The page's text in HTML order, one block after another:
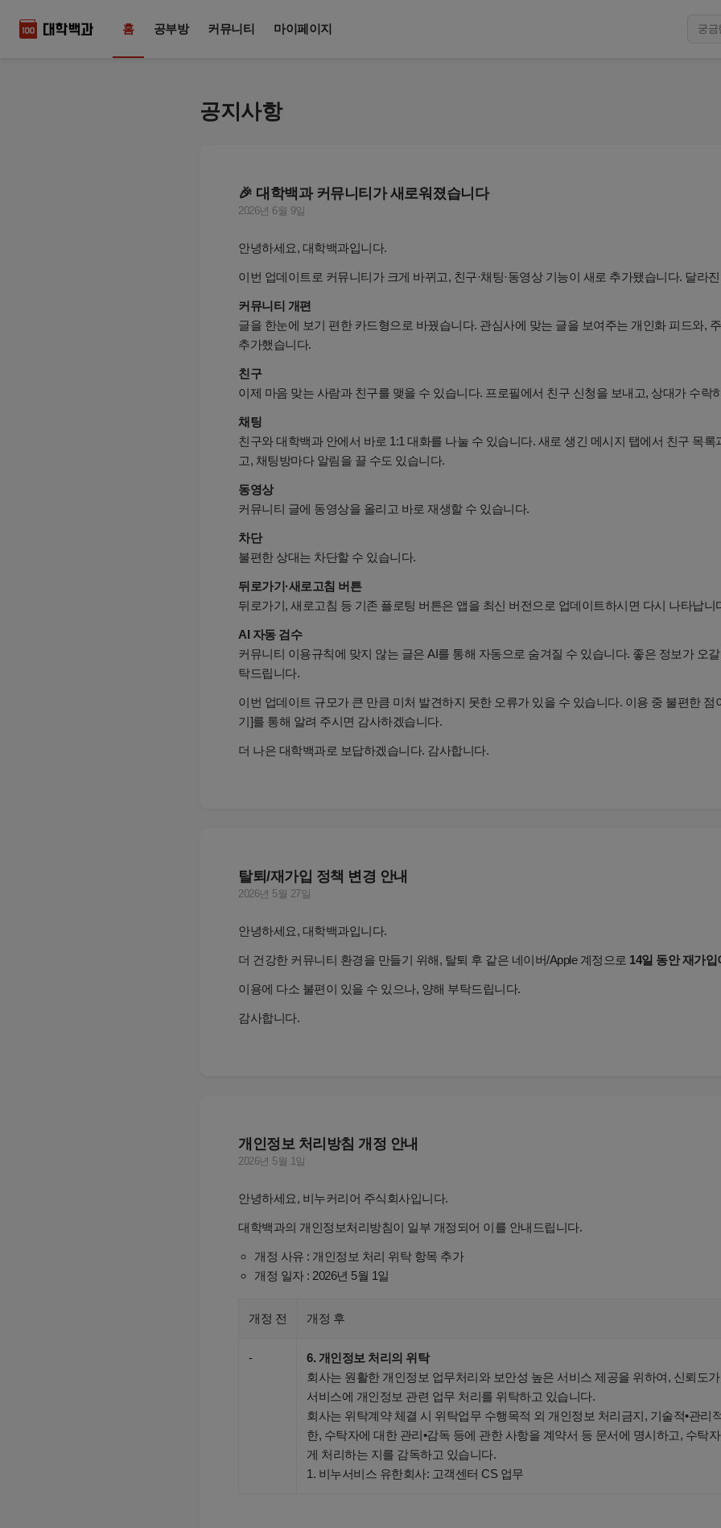
홈 공부방 커뮤니티 마이페이지
공지사항
🎉 대학백과 커뮤니티가 새로워졌습니다
2026년 6월 9일
안녕하세요, 대학백과입니다.
이번 업데이트로 커뮤니티가 크게 바뀌고, 친구·채팅·동영상 기능이 새로 추가됐습니다. 달라
커뮤니티 개편
글을 한눈에 보기 편한 카드형으로 바꿨습니다. 관심사에 맞는 글을 보여주는 개인화 피드와,
추가했습니다.
친구
이제 마음 맞는 사람과 친구를 맺을 수 있습니다. 프로필에서 친구 신청을 보내고, 상대가 수락
채팅
친구와 대학백과 안에서 바로 1:1 대화를 나눌 수 있습니다. 새로 생긴 메시지 탭에서 친구 목록
고, 채팅방마다 알림을 끌 수도 있습니다.
동영상
커뮤니티 글에 동영상을 올리고 바로 재생할 수 있습니다.
차단
불편한 상대는 차단할 수 있습니다.
뒤로가기·새로고침 버튼
뒤로가기, 새로고침 등 기존 플로팅 버튼은 앱을 최신 버전으로 업데이트하시면 다시 나타납니
AI 자동 검수
커뮤니티 이용규칙에 맞지 않는 글은 AI를 통해 자동으로 숨겨질 수 있습니다. 좋은 정보가 오
탁드립니다.
이번 업데이트 규모가 큰 만큼 미처 발견하지 못한 오류가 있을 수 있습니다. 이용 중 불편한 점
기]를 통해 알려 주시면 감사하겠습니다.
더 나은 대학백과로 보답하겠습니다. 감사합니다.
탈퇴/재가입 정책 변경 안내
2026년 5월 27일
안녕하세요, 대학백과입니다.
더 건강한 커뮤니티 환경을 만들기 위해, 탈퇴 후 같은 네이버/Apple 계정으로 14일 동안 재가입
이용에 다소 불편이 있을 수 있으나, 양해 부탁드립니다.
감사합니다.
개인정보 처리방침 개정 안내
2026년 5월 1일
안녕하세요, 비누커리어 주식회사입니다.
대학백과의 개인정보처리방침이 일부 개정되어 이를 안내드립니다.
개정 사유 : 개인정보 처리 위탁 항목 추가
개정 일자 : 2026년 5월 1일
개정 전 개정 후
-
6. 개인정보 처리의 위탁
회사는 원활한 개인정보 업무처리와 보안성 높은 서비스 제공을 위하여, 신뢰도
서비스에 개인정보 관련 업무 처리를 위탁하고 있습니다.
회사는 위탁계약 체결 시 위탁업무 수행목적 외 개인정보 처리금지, 기술적•관리
한, 수탁자에 대한 관리•감독 등에 관한 사항을 계약서 등 문서에 명시하고, 수탁
게 처리하는 지를 감독하고 있습니다.
1. 비누서비스 유한회사: 고객센터 CS 업무